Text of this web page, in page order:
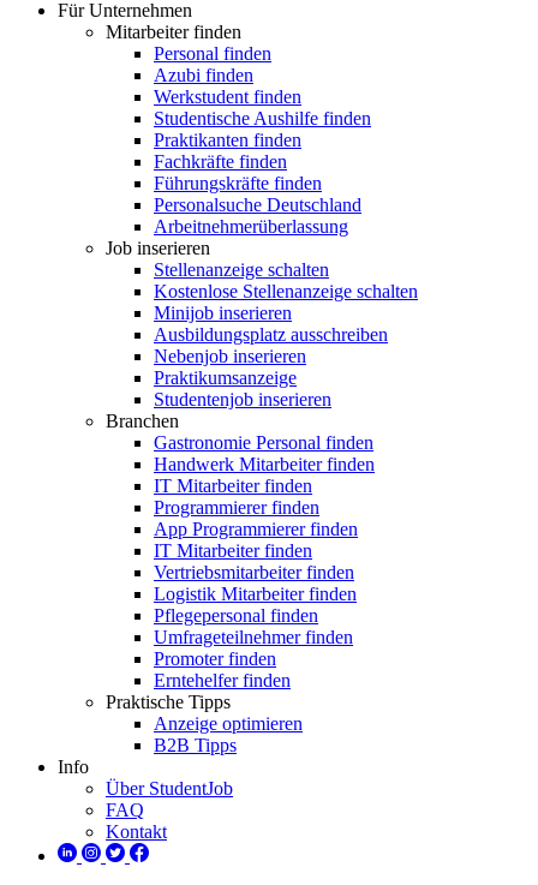
Für Unternehmen
Mitarbeiter finden
Personal finden
Azubi finden
Werkstudent finden
Studentische Aushilfe finden
Praktikanten finden
Fachkräfte finden
Führungskräfte finden
Personalsuche Deutschland
Arbeitnehmerüberlassung
Job inserieren
Stellenanzeige schalten
Kostenlose Stellenanzeige schalten
Minijob inserieren
Ausbildungsplatz ausschreiben
Nebenjob inserieren
Praktikumsanzeige
Studentenjob inserieren
Branchen
Gastronomie Personal finden
Handwerk Mitarbeiter finden
IT Mitarbeiter finden
Programmierer finden
App Programmierer finden
IT Mitarbeiter finden
Vertriebsmitarbeiter finden
Logistik Mitarbeiter finden
Pflegepersonal finden
Umfrageteilnehmer finden
Promoter finden
Erntehelfer finden
Praktische Tipps
Anzeige optimieren
B2B Tipps
Info
Über StudentJob
FAQ
Kontakt